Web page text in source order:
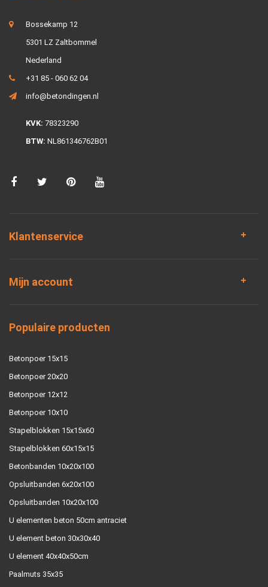
Bossekamp 12
5301 LZ Zaltbommel
Nederland
+31 85 - 060 62 04
info@betondingen.nl
KVK: 78323290
BTW: NL861346762B01
Klantenservice
Mijn account
Populaire producten
Betonpoer 15x15
Betonpoer 20x20
Betonpoer 12x12
Betonpoer 10x10
Stapelblokken 15x15x60
Stapelblokken 60x15x15
Betonbanden 10x20x100
Opsluitbanden 6x20x100
Opsluitbanden 10x20x100
U elementen beton 50cm antraciet
U element beton 30x30x40
U element 40x40x50cm
Paalmuts 35x35